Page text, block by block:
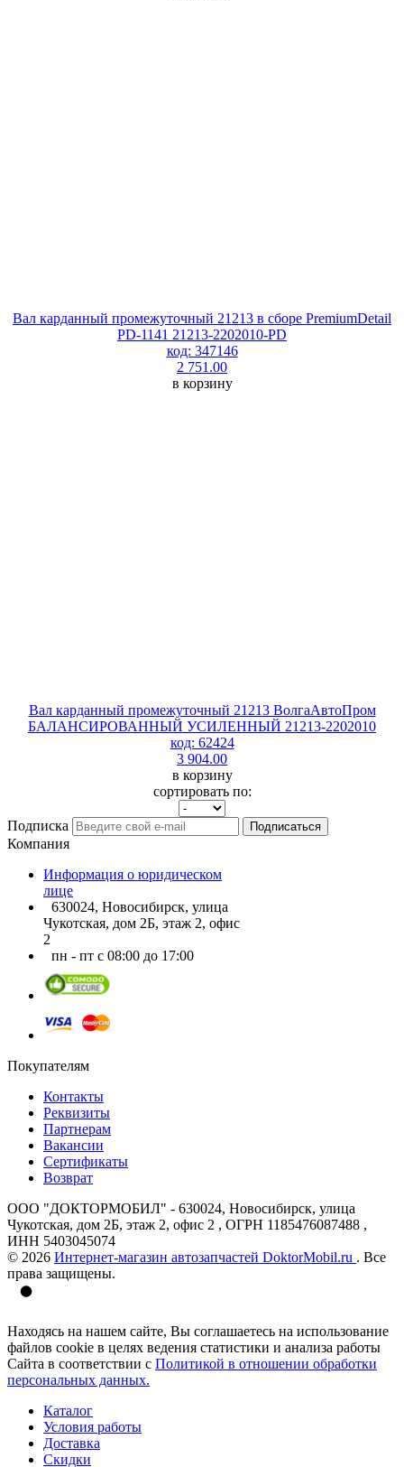
Вал карданный промежуточный 21213 в сборе PremiumDetail
PD-1141 21213-2202010-PD
код: 347146
2 751.00
в корзину
Вал карданный промежуточный 21213 ВолгаАвтоПром
БАЛАНСИРОВАННЫЙ УСИЛЕННЫЙ 21213-2202010
код: 62424
3 904.00
в корзину
сортировать по:
Подписка Подписаться
Компания
Информация о юридическом
лице
630024, Новосибирск, улица
Чукотская, дом 2Б, этаж 2, офис
2
пн - пт с 08:00 до 17:00
Покупателям
Контакты
Реквизиты
Партнерам
Вакансии
Сертификаты
Возврат
ООО "ДОКТОРМОБИЛ" - 630024, Новосибирск, улица
Чукотская, дом 2Б, этаж 2, офис 2 , ОГРН 1185476087488 ,
ИНН 5403045074
© 2026 Интернет-магазин автозапчастей DoktorMobil.ru . Все
права защищены.
Находясь на нашем сайте, Вы соглашаетесь на использование
файлов cookie в целях ведения статистики и анализа работы
Сайта в соответствии с Политикой в отношении обработки
персональных данных.
Каталог
Условия работы
Доставка
Скидки